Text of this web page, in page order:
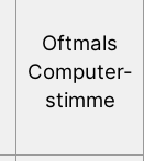
Oftmals
Computer­
stimme